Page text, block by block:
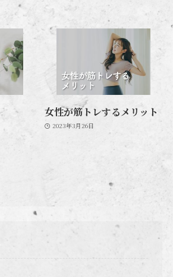
女性が筋トレするメリット
2023年3月26日